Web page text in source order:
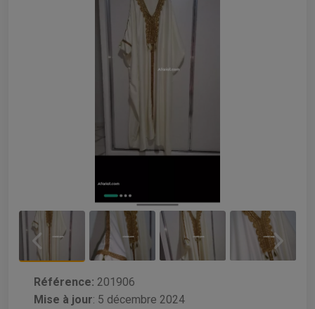
Référence: 201906
Mise à jour: 5 décembre 2024